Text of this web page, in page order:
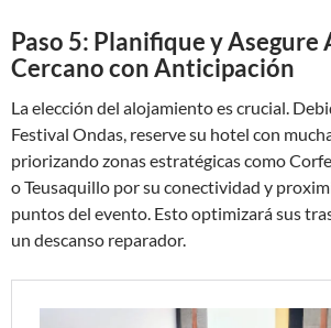
Paso 5: Planifique y
Cercano con Anticipación
La elección del alojamiento es crucial.
Festival Ondas, reserve su hotel con
priorizando zonas estratégicas como
o Teusaquillo por su conectividad y
puntos del evento. Esto optimizará sus
un descanso reparador.